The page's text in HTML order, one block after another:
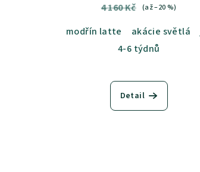
4 160 Kč (až –20 %)
modřín latte akácie světlá
4-6 týdnů
Detail